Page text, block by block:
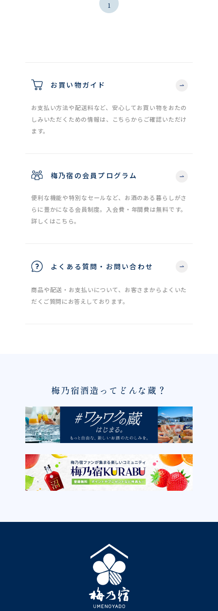
1
お買い物ガイド
お支払い方法や配送料など、安心してお買い物をおたの
しみいただくための情報は、こちらからご確認いただけ
ます。
梅乃宿の会員プログラム
便利な機能や特別なセールなど、お酒のある暮らしがさ
らに豊かになる会員制度。入会費・年間費は無料です。
詳しくはこちら。
よくある質問・お問い合わせ
商品や配送・お支払いについて、お客さまからよくいた
だくご質問にお答えしております。
梅乃宿酒造ってどんな蔵？